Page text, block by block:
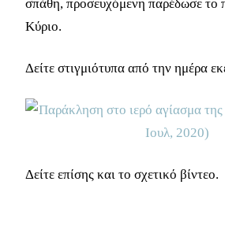
σπάθη, προσευχόμενη παρέδωσε το
Κύριο.
Δείτε στιγμιότυπα από την ημέρα
Δείτε επίσης και το σχετικό βίντεο.